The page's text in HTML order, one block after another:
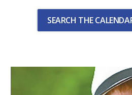
SEARCH THE